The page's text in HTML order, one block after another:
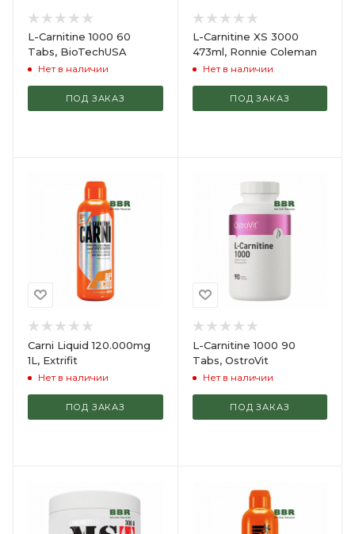
L-Carnitine 1000 60
Tabs, BioTechUSA
Нет в наличии
ПОД ЗАКАЗ
L-Carnitine XS 3000
473ml, Ronnie Coleman
Нет в наличии
ПОД ЗАКАЗ
Carni Liquid 120.000mg
1L, Extrifit
Нет в наличии
ПОД ЗАКАЗ
L-Carnitine 1000 90
Tabs, OstroVit
Нет в наличии
ПОД ЗАКАЗ